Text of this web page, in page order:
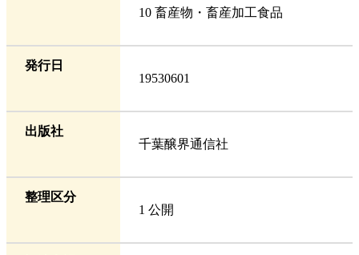
10 畜産物・畜産加工食品
発行日
19530601
出版社
千葉醸界通信社
整理区分
1 公開